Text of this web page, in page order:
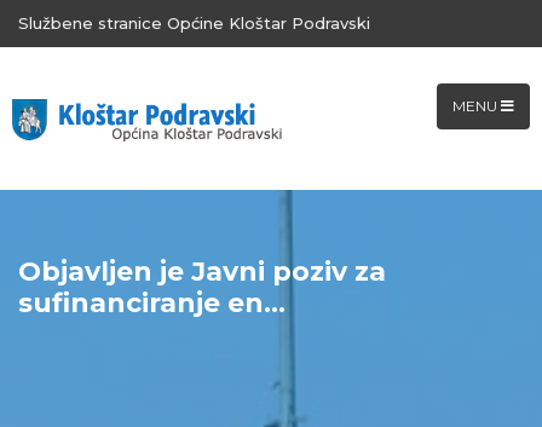
Službene stranice Općine Kloštar Podravski
MENU
Objavljen je Javni poziv za
sufinanciranje en...